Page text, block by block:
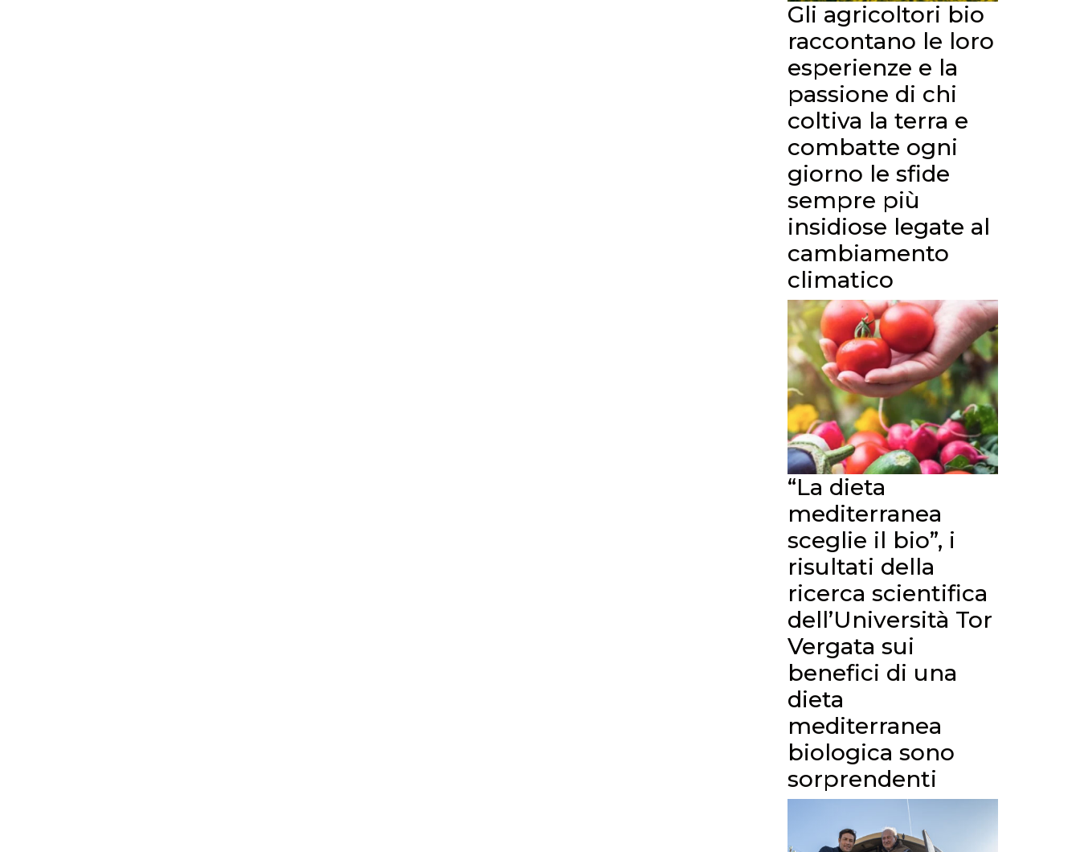
Gli agricoltori bio
raccontano le loro
esperienze e la
passione di chi
coltiva la terra e
combatte ogni
giorno le sfide
sempre più
insidiose legate al
cambiamento
climatico
“La dieta
mediterranea
sceglie il bio”, i
risultati della
ricerca scientifica
dell’Università Tor
Vergata sui
benefici di una
dieta
mediterranea
biologica sono
sorprendenti